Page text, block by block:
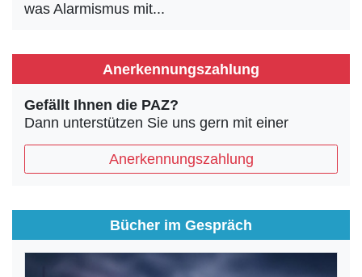
was Alarmismus mit...
Anerkennungszahlung
Gefällt Ihnen die PAZ?
Dann unterstützen Sie uns gern mit einer
Anerkennungszahlung
Bücher im Gespräch